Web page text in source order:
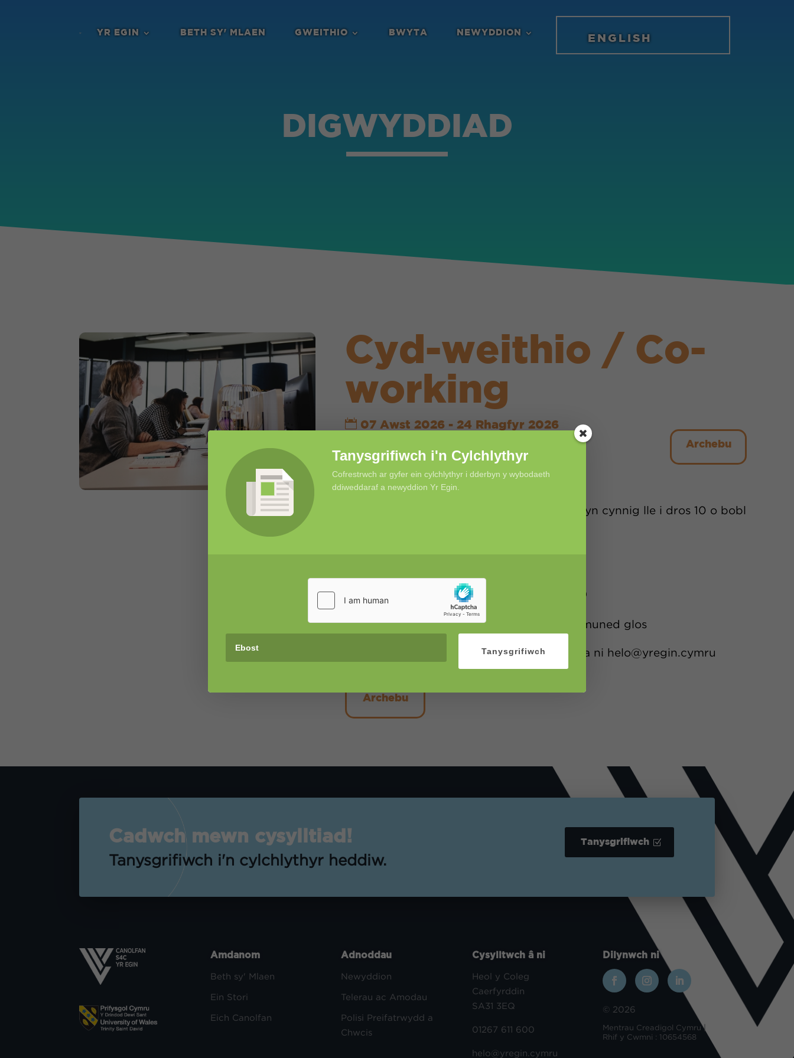
YR EGIN BETH SY' MLAEN GWEITHIO BWYTA NEWYDDION
ENGLISH
DIGWYDDIAD
Cyd-weithio / Co-
working
Archebu
07 Awst 2026 - 24 Rhagfyr 2026
Yr Egin
12 - 20
Mae’r gofod cydweithio ar y trydydd llawr yn cynnig lle i dros 10 o bobl
Parcio
Cysylltiad trydan a WiFi (cyflym tu hwnt)
Defnydd o’r gegin
Cyfle i rwydweithio a gweithio gyda chymuned glos
I drefnu desg mwy parhaol cysylltwch gyda ni helo@yregin.cymru
Archebu
Cadwch mewn cysylltiad!
Tanysgrifiwch i'n cylchlythyr heddiw.
Tanysgrifiwch
Amdanom
Beth sy' Mlaen
Ein Stori
Eich Canolfan
Adnoddau
Newyddion
Telerau ac Amodau
Polisi Preifatrwydd a
Chwcis
Cysylltwch â ni
Heol y Coleg
Caerfyrddin
SA31 3EQ
01267 611 600
helo@yregin.cymru
Dilynwch ni
© 2026
Mentrau Creadigol Cymru |
Rhif y Cwmni : 10654568
Tanysgrifiwch i'n Cylchlythyr
Cofrestrwch ar gyfer ein cylchlythyr i dderbyn y wybodaeth
ddiweddaraf a newyddion Yr Egin.
Tanysgrifiwch